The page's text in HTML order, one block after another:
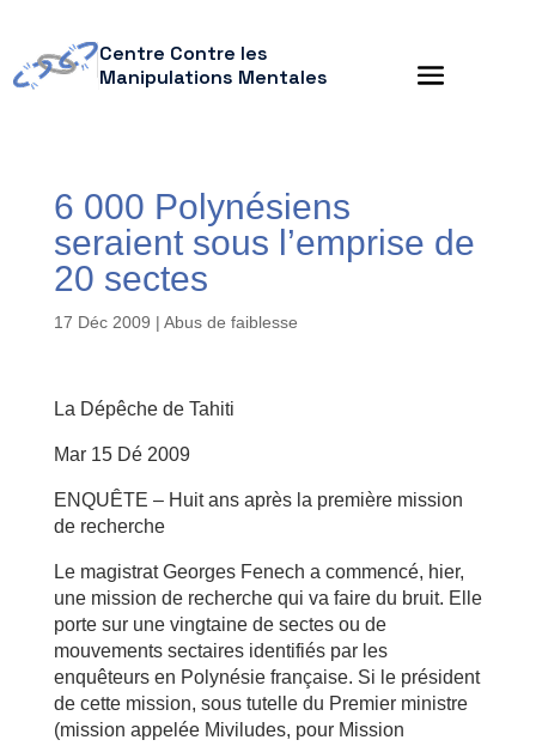
Centre Contre les
Manipulations Mentales
6 000 Polynésiens
seraient sous l’emprise de
20 sectes
17 Déc 2009 | Abus de faiblesse
La Dépêche de Tahiti
Mar 15 Dé 2009
ENQUÊTE – Huit ans après la première mission
de recherche
Le magistrat Georges Fenech a commencé, hier,
une mission de recherche qui va faire du bruit. Elle
porte sur une vingtaine de sectes ou de
mouvements sectaires identifiés par les
enquêteurs en Polynésie française. Si le président
de cette mission, sous tutelle du Premier ministre
(mission appelée Miviludes, pour Mission